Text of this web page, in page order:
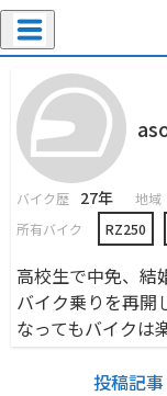
バイク歴 27年 地域
所有バイク RZ250
高校生で中免、結
バイク乗りを再開
なってもバイクは
投稿記事